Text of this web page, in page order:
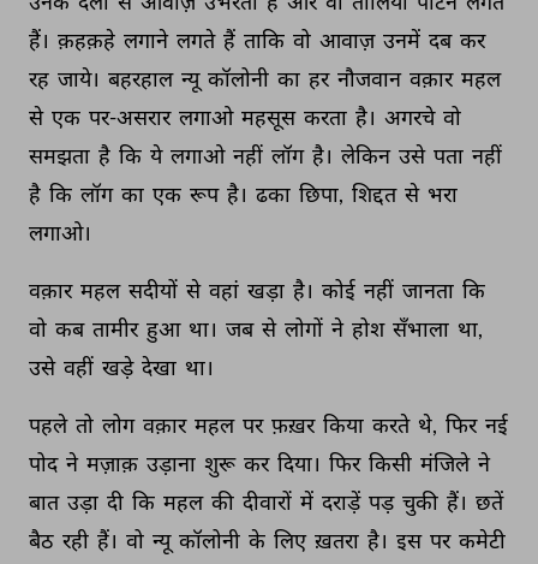
हैं। क़हक़हे लगाने लगते हैं ताकि वो आवाज़ उनमें दब कर
रह जाये। बहरहाल न्यू कॉलोनी का हर नौजवान वक़ार महल
से एक पर-असरार लगाओ महसूस करता है। अगरचे वो
समझता है कि ये लगाओ नहीं लॉग है। लेकिन उसे पता नहीं
है कि लॉग का एक रूप है। ढका छिपा, शिद्दत से भरा
लगाओ।
वक़ार महल सदीयों से वहां खड़ा है। कोई नहीं जानता कि
वो कब तामीर हुआ था। जब से लोगों ने होश सँभाला था,
उसे वहीं खड़े देखा था।
पहले तो लोग वक़ार महल पर फ़ख़र किया करते थे, फिर नई
पोद ने मज़ाक़ उड़ाना शुरू कर दिया। फिर किसी मंजिले ने
बात उड़ा दी कि महल की दीवारों में दराड़ें पड़ चुकी हैं। छतें
बैठ रही हैं। वो न्यू कॉलोनी के लिए ख़तरा है। इस पर कमेटी